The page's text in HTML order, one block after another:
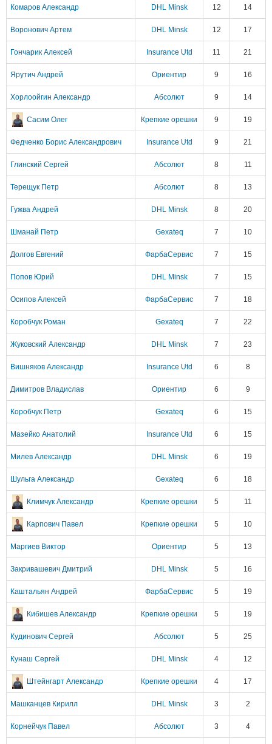
Комаров Александр DHL Minsk 12 14
Воронович Артем DHL Minsk 12 17
Гончарик Алексей Insurance Utd 11 21
Ярутич Андрей Ориентир 9 16
Хорлоойгин Александр Абсолют 9 14
Сасим Олег Крепкие орешки 9 19
Федченко Борис Александрович Insurance Utd 9 21
Глинский Сергей Абсолют 8 11
Терещук Петр Абсолют 8 13
Гужва Андрей DHL Minsk 8 20
Шманай Петр Gexateq 7 10
Долгов Евгений ФарбаСервис 7 15
Попов Юрий DHL Minsk 7 15
Осипов Алексей ФарбаСервис 7 18
Коробчук Роман Gexateq 7 22
Жуковский Александр DHL Minsk 7 23
Вишняков Александр Insurance Utd 6 8
Димитров Владислав Ориентир 6 9
Коробчук Петр Gexateq 6 15
Мазейко Анатолий Insurance Utd 6 15
Милев Александр DHL Minsk 6 19
Шульга Александр Gexateq 6 18
Климчук Александр Крепкие орешки 5 11
Карпович Павел Крепкие орешки 5 10
Маргиев Виктор Ориентир 5 13
Закривашевич Дмитрий DHL Minsk 5 16
Каштальян Андрей ФарбаСервис 5 19
Кибишев Александр Крепкие орешки 5 19
Кудинович Сергей Абсолют 5 25
Кунаш Сергей DHL Minsk 4 12
Штейнгарт Александр Крепкие орешки 4 17
Машканцев Кирилл DHL Minsk 3 2
Корнейчук Павел Абсолют 3 4